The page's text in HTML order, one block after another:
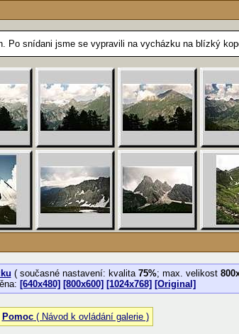
snídani jsme se vypravili na vycházku na blízký
( současné nastavení: kvalita 75%; max. velikost
[640x480] [800x600] [1024x768] [Original]
Pomoc( Návod k ovládání galerie )